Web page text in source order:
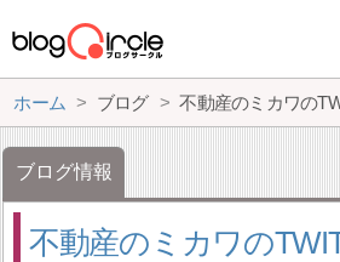
ホーム ブログ 不動産のミカワの
ブログ情報
不動産のミカワの